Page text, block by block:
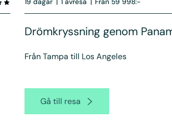
Drömkryssning genom
Från Tampa till Los Angeles
Gå till resa